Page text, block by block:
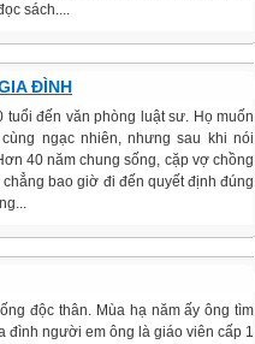
sách....
ĐÌNH
đến văn phòng luật sư. Họ muốn
ngạc nhiên, nhưng sau khi nói
40 năm chung sống, cặp vợ chồng
bao giờ đi đến quyết định đúng
độc thân. Mùa hạ năm ấy ông tìm
đình người em ông là giáo viên cấp 1